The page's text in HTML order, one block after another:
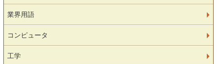
業界用語
コンピュータ
工学